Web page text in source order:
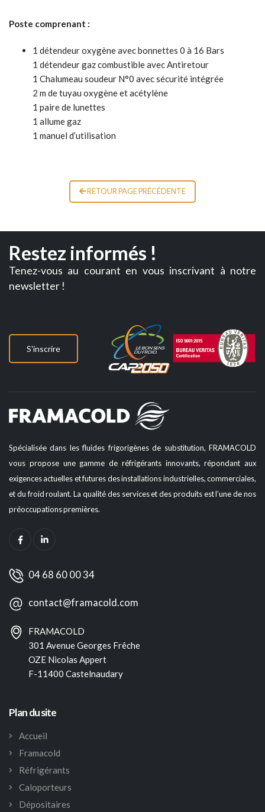
Poste comprenant :
1 détendeur oxygène avec bonnettes 0 à 16 Bars
1 détendeur gaz combustible avec Antiretour
1 Chalumeau soudeur N°0 avec sécurité intégrée
2 m de tuyau oxygène et acétylène
1 paire de lunettes
1 allume gaz
1 manuel d’utilisation
RETOUR PAGE PRÉCÉDENTE
Restez informés !
Tenez-vous au courant en vous inscrivant à notre
newsletter !
S'inscrire
Spécialisée dans les fluides frigorigènes de substitution, FRAMACOLD
vous propose une gamme de réfrigérants innovants, répondant aux
exigences actuelles et futures des installations industrielles, commerciales,
et du froid roulant. La qualité des services et des produits est l’une de nos
préoccupations premières.
04 68 60 00 34
contact@framacold.com
FRAMACOLD
301 Avenue Georges Frêche
OZE Nicolas Appert
F-11400 Castelnaudary
Plan du site
Accueil
Framacold
Réfrigérants
Caloporteurs
Dépositaires